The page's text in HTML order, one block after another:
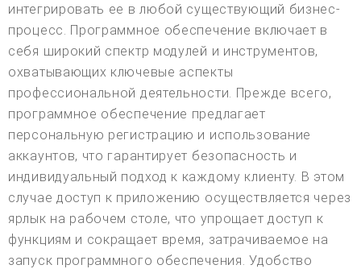
интегрировать ее в любой существующий бизнес-
процесс. Программное обеспечение включает в
себя широкий спектр модулей и инструментов,
охватывающих ключевые аспекты
профессиональной деятельности. Прежде всего,
программное обеспечение предлагает
персональную регистрацию и использование
аккаунтов, что гарантирует безопасность и
индивидуальный подход к каждому клиенту. В этом
случае доступ к приложению осуществляется через
ярлык на рабочем столе, что упрощает доступ к
функциям и сокращает время, затрачиваемое на
запуск программного обеспечения. Удобство